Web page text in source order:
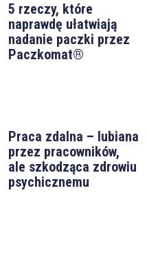
5 rzeczy, które
naprawdę ułatwiają
nadanie paczki przez
Paczkomat®
Praca zdalna – lubiana
przez pracowników,
ale szkodząca zdrowiu
psychicznemu